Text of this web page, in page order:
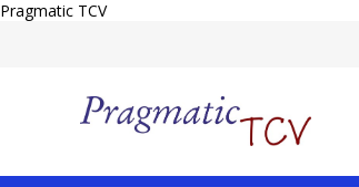
Pragmatic TCV